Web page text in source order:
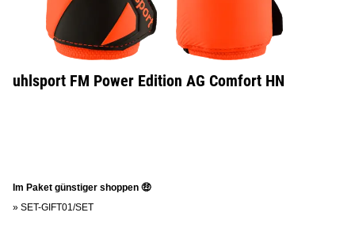
uhlsport FM Power Edition AG Comfort HN
Im Paket günstiger shoppen 🤑
» SET-GIFT01/SET